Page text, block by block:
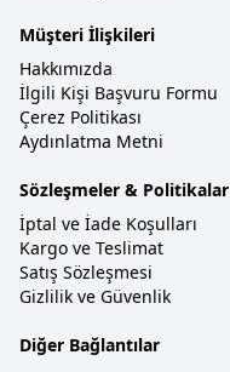
Müşteri İlişkileri
Hakkımızda
İlgili Kişi Başvuru Formu
Çerez Politikası
Aydınlatma Metni
Sözleşmeler & Politikalar
İptal ve İade Koşulları
Kargo ve Teslimat
Satış Sözleşmesi
Gizlilik ve Güvenlik
Diğer Bağlantılar